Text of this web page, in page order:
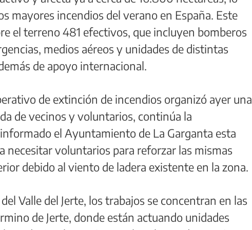
mayores incendios del verano en España. Este
el terreno 481 efectivos, que incluyen bomberos
medios aéreos y unidades de distintas
de apoyo internacional.
de extinción de incendios organizó ayer una
de vecinos y voluntarios, continúa la
el Ayuntamiento de La Garganta esta
necesitar voluntarios para reforzar las mismas
debido al viento de ladera existente en la zona.
Valle del Jerte, los trabajos se concentran en las
de Jerte, donde están actuando unidades